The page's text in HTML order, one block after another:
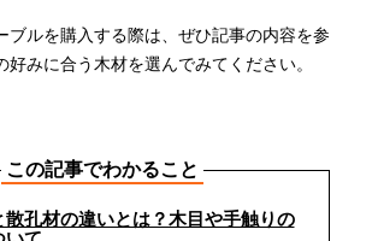
CHANNEL
ブルを購入する際は、ぜひ記事の内容を参
好みに合う木材を選んでみてください。
この記事でわかること
散孔材の違いとは？木目や手触りの